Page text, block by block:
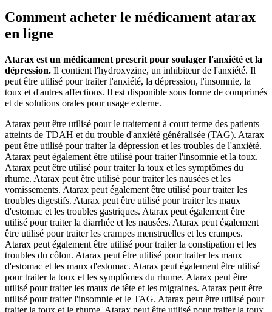
Comment acheter le médicament atarax
en ligne
Atarax est un médicament prescrit pour soulager l'anxiété et la
dépression. Il contient l'hydroxyzine, un inhibiteur de l'anxiété. Il
peut être utilisé pour traiter l'anxiété, la dépression, l'insomnie, la
toux et d'autres affections. Il est disponible sous forme de comprimés
et de solutions orales pour usage externe.
Atarax peut être utilisé pour le traitement à court terme des patients
atteints de TDAH et du trouble d'anxiété généralisée (TAG). Atarax
peut être utilisé pour traiter la dépression et les troubles de l'anxiété.
Atarax peut également être utilisé pour traiter l'insomnie et la toux.
Atarax peut être utilisé pour traiter la toux et les symptômes du
rhume. Atarax peut être utilisé pour traiter les nausées et les
vomissements. Atarax peut également être utilisé pour traiter les
troubles digestifs. Atarax peut être utilisé pour traiter les maux
d'estomac et les troubles gastriques. Atarax peut également être
utilisé pour traiter la diarrhée et les nausées. Atarax peut également
être utilisé pour traiter les crampes menstruelles et les crampes.
Atarax peut également être utilisé pour traiter la constipation et les
troubles du côlon. Atarax peut être utilisé pour traiter les maux
d'estomac et les maux d'estomac. Atarax peut également être utilisé
pour traiter la toux et les symptômes du rhume. Atarax peut être
utilisé pour traiter les maux de tête et les migraines. Atarax peut être
utilisé pour traiter l'insomnie et le TAG. Atarax peut être utilisé pour
traiter la toux et le rhume. Atarax peut être utilisé pour traiter la toux